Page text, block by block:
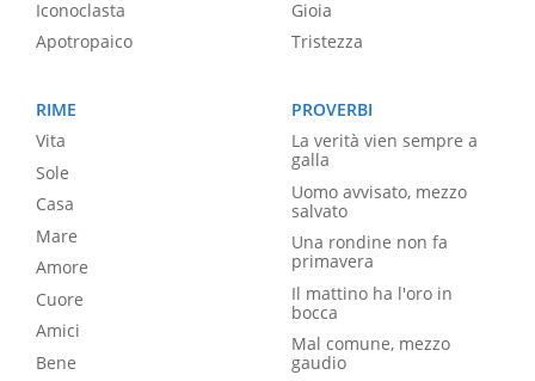
Iconoclasta
Apotropaico
Gioia
Tristezza
RIME
Vita
Sole
Casa
Mare
Amore
Cuore
Amici
Bene
PROVERBI
La verità vien sempre a
galla
Uomo avvisato, mezzo
salvato
Una rondine non fa
primavera
Il mattino ha l'oro in
bocca
Mal comune, mezzo
gaudio